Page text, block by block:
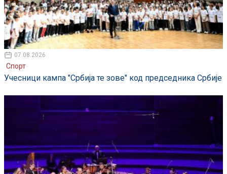
07.08.2026
Спорт
Учесници кампа "Србија те зове" код председника Србије